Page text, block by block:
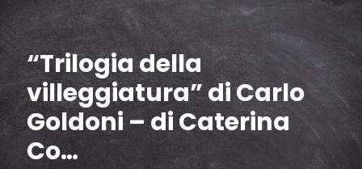
“Trilogia della
villeggiatura” di Carlo
Goldoni – di Caterina
Co…